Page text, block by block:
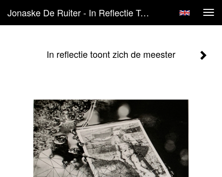
Jonaske De Ruiter - In Reflectie Toont Zich De Meester
In reflectie toont zich de meester